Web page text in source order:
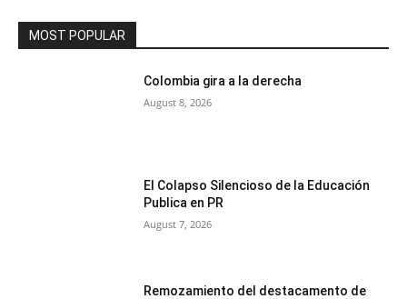
MOST POPULAR
Colombia gira a la derecha
August 8, 2026
El Colapso Silencioso de la Educación
Publica en PR
August 7, 2026
Remozamiento del destacamento de